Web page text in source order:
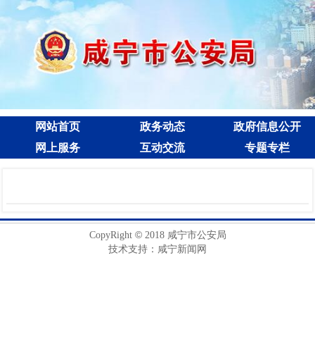
网站首页 政务动态
政府信息公开
网上服务
互动交流 专题专栏
CopyRight ©2018 咸宁市公安局
技术支持：咸宁新闻网